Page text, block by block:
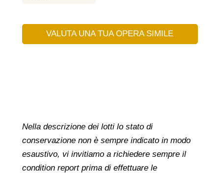
VALUTA UNA TUA OPERA SIMILE
Nella descrizione dei lotti lo stato di
conservazione non è sempre indicato in modo
esaustivo, vi invitiamo a richiedere sempre il
condition report prima di effettuare le